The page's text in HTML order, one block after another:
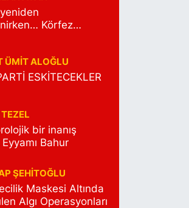
Körfez
ÜMIT ALOĞLU
YENİ PARTİ ESKİTECEKLER
bir inanış
Bahur
ŞEHITOĞLU
Maskesi Altında
Algı Operasyonları